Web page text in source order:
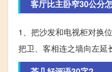
客厅比主卧窄30公分
1、把沙发和电视柜对换
把卫、客相连之墙向左延